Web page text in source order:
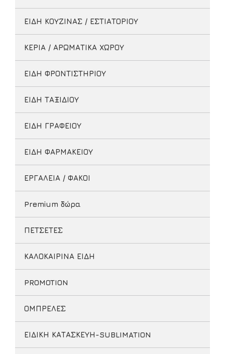
ΕΙΔΗ ΚΟΥΖΙΝΑΣ / ΕΣΤΙΑΤΟΡΙΟΥ
ΚΕΡΙΑ / ΑΡΩΜΑΤΙΚΑ ΧΩΡΟΥ
ΕΙΔΗ ΦΡΟΝΤΙΣΤΗΡΙΟΥ
ΕΙΔΗ ΤΑΞΙΔΙΟΥ
ΕΙΔΗ ΓΡΑΦΕΙΟΥ
ΕΙΔΗ ΦΑΡΜΑΚΕΙΟΥ
ΕΡΓΑΛΕΙΑ / ΦΑΚΟΙ
Premium δώρα
ΠΕΤΣΕΤΕΣ
ΚΑΛΟΚΑΙΡΙΝΑ ΕΙΔΗ
PROMOTION
ΟΜΠΡΕΛΕΣ
ΕΙΔΙΚΗ ΚΑΤΑΣΚΕΥΗ-SUBLIMATION